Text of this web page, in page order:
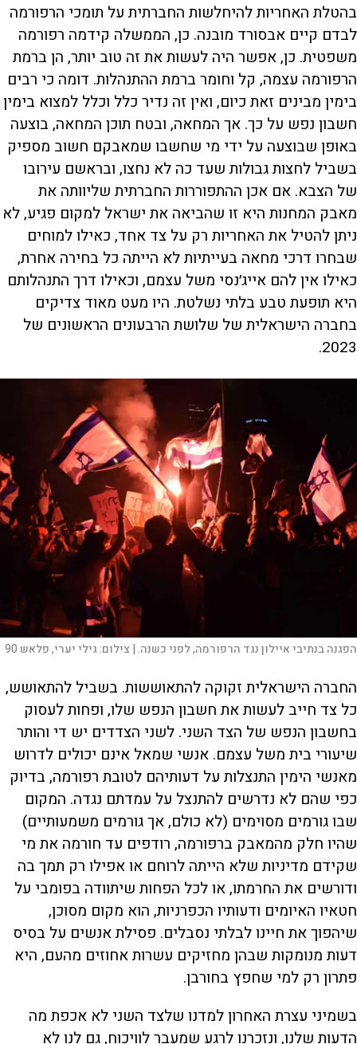
בהטלת האחריות להיחלשות החברתית על תומכי הרפורמה
לבדם קיים אבסורד מובנה. כן, הממשלה קידמה רפורמה
משפטית. כן, אפשר היה לעשות את זה טוב יותר, הן ברמת
הרפורמה עצמה, קל וחומר ברמת ההתנהלות. דומה כי רבים
בימין מבינים זאת כיום, ואין זה נדיר כלל וכלל למצוא בימין
חשבון נפש על כך. אך המחאה, ובטח תוכן המחאה, בוצעה
באופן שבוצעה על ידי מי שחשבו שמאבקם חשוב מספיק
בשביל לחצות גבולות שעד כה לא נחצו, ובראשם עירובו
של הצבא. אם אכן ההתפוררות החברתית שליוותה את
מאבק המחנות היא זו שהביאה את ישראל למקום פגיע, לא
ניתן להטיל את האחריות רק על צד אחד, כאילו למוחים
שבחרו דרכי מחאה בעייתיות לא הייתה כל בחירה אחרת,
כאילו אין להם אייג׳נסי משל עצמם, וכאילו דרך התנהלותם
היא תופעת טבע בלתי נשלטת. היו מעט מאוד צדיקים
בחברה הישראלית של שלושת הרבעונים הראשונים של
2023.
הפגנה בנתיבי איילון נגד הרפורמה, לפני כשנה. | צילום:גילי יערי, פלאש 90
החברה הישראלית זקוקה להתאוששות. בשביל להתאושש,
כל צד חייב לעשות את חשבון הנפש שלו, ופחות לעסוק
בחשבון הנפש של הצד השני. לשני הצדדים יש די והותר
שיעורי בית משל עצמם. אנשי שמאל אינם יכולים לדרוש
מאנשי הימין התנצלות על דעותיהם לטובת רפורמה, בדיוק
כפי שהם לא נדרשים להתנצל על עמדתם נגדה. המקום
שבו גורמים מסוימים (לא כולם, אך גורמים משמעותיים)
שהיו חלק מהמאבק ברפורמה, רודפים עד חורמה את מי
שקידם מדיניות שלא הייתה לרוחם או אפילו רק תמך בה
ודורשים את החרמתו, או לכל הפחות שיתוודה בפומבי על
חטאיו האיומים ודעותיו הכפרניות, הוא מקום מסוכן,
שיהפוך את חיינו לבלתי נסבלים. פסילת אנשים על בסיס
דעות מנומקות שבהן מחזיקים עשרות אחוזים מהעם, היא
פתרון רק למי שחפץ בחורבן.
בשמיני עצרת האחרון למדנו שלצד השני לא אכפת מה
הדעות שלנו, ונזכרנו לרגע שמעבר לוויכוח, גם לנו לא